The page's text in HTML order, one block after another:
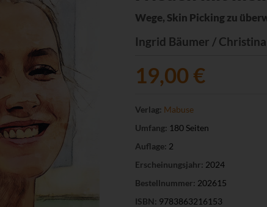
Wege, Skin Picking zu
Ingrid Bäumer /
19,00 €
Verlag: Mabuse
Umfang: 180 Seiten
Auflage: 2
Erscheinungsjahr: 2024
Bestellnummer: 202615
ISBN: 9783863216153